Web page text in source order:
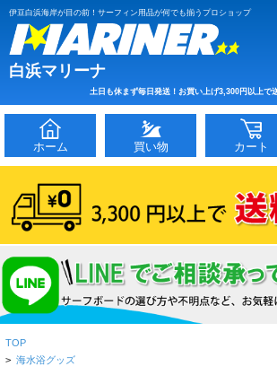
伊豆白浜海岸が目の前！サーフィン用品が何でも揃うプロショップ
白浜マリーナ
土日も休まず毎日発送！お買い上げ3,300円以上で
ホーム 買い物 カート
TOP
> 海水浴グッズ